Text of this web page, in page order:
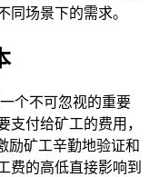
同场景下的需求。
个不可忽视的重要
支付给矿工的费用，
励矿工辛勤地验证和
费的高低直接影响到